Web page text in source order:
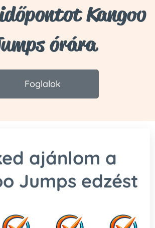
Kangoo
órára
Foglalok
ajánlom a
Jumps edzést